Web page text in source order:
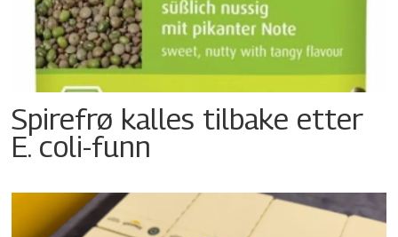
Spirefrø kalles tilbake etter
E. coli-funn